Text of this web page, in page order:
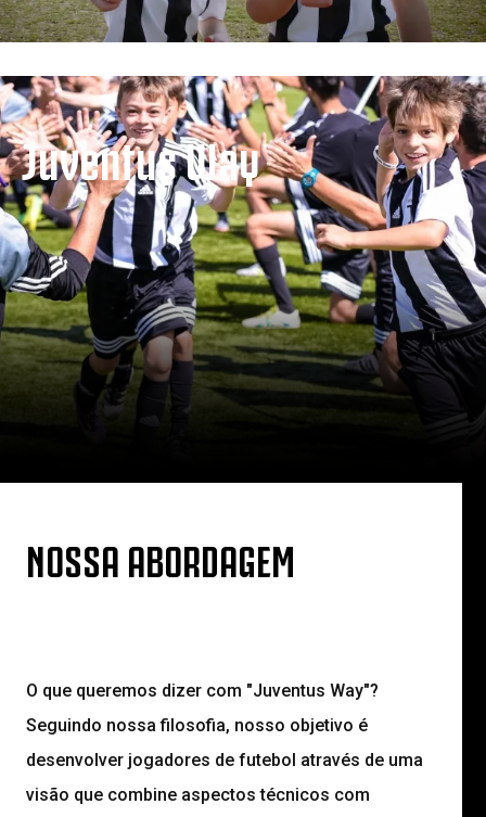
Juventus Way
NOSSA ABORDAGEM
O que queremos dizer com "Juventus Way"?
Seguindo nossa filosofia, nosso objetivo é
desenvolver jogadores de futebol através de uma
visão que combine aspectos técnicos com